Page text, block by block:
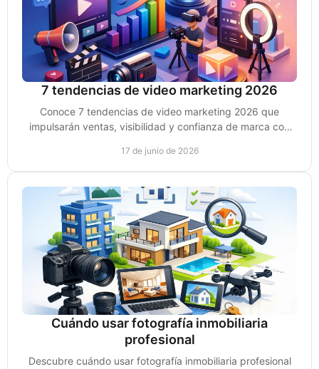
7 tendencias de video marketing 2026
Conoce 7 tendencias de video marketing 2026 que
impulsarán ventas, visibilidad y confianza de marca con
17 de junio de 2026
Cuándo usar fotografía inmobiliaria
profesional
Descubre cuándo usar fotografía inmobiliaria profesional